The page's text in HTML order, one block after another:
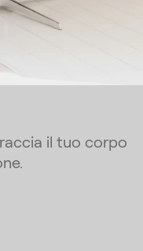
il tuo corpo